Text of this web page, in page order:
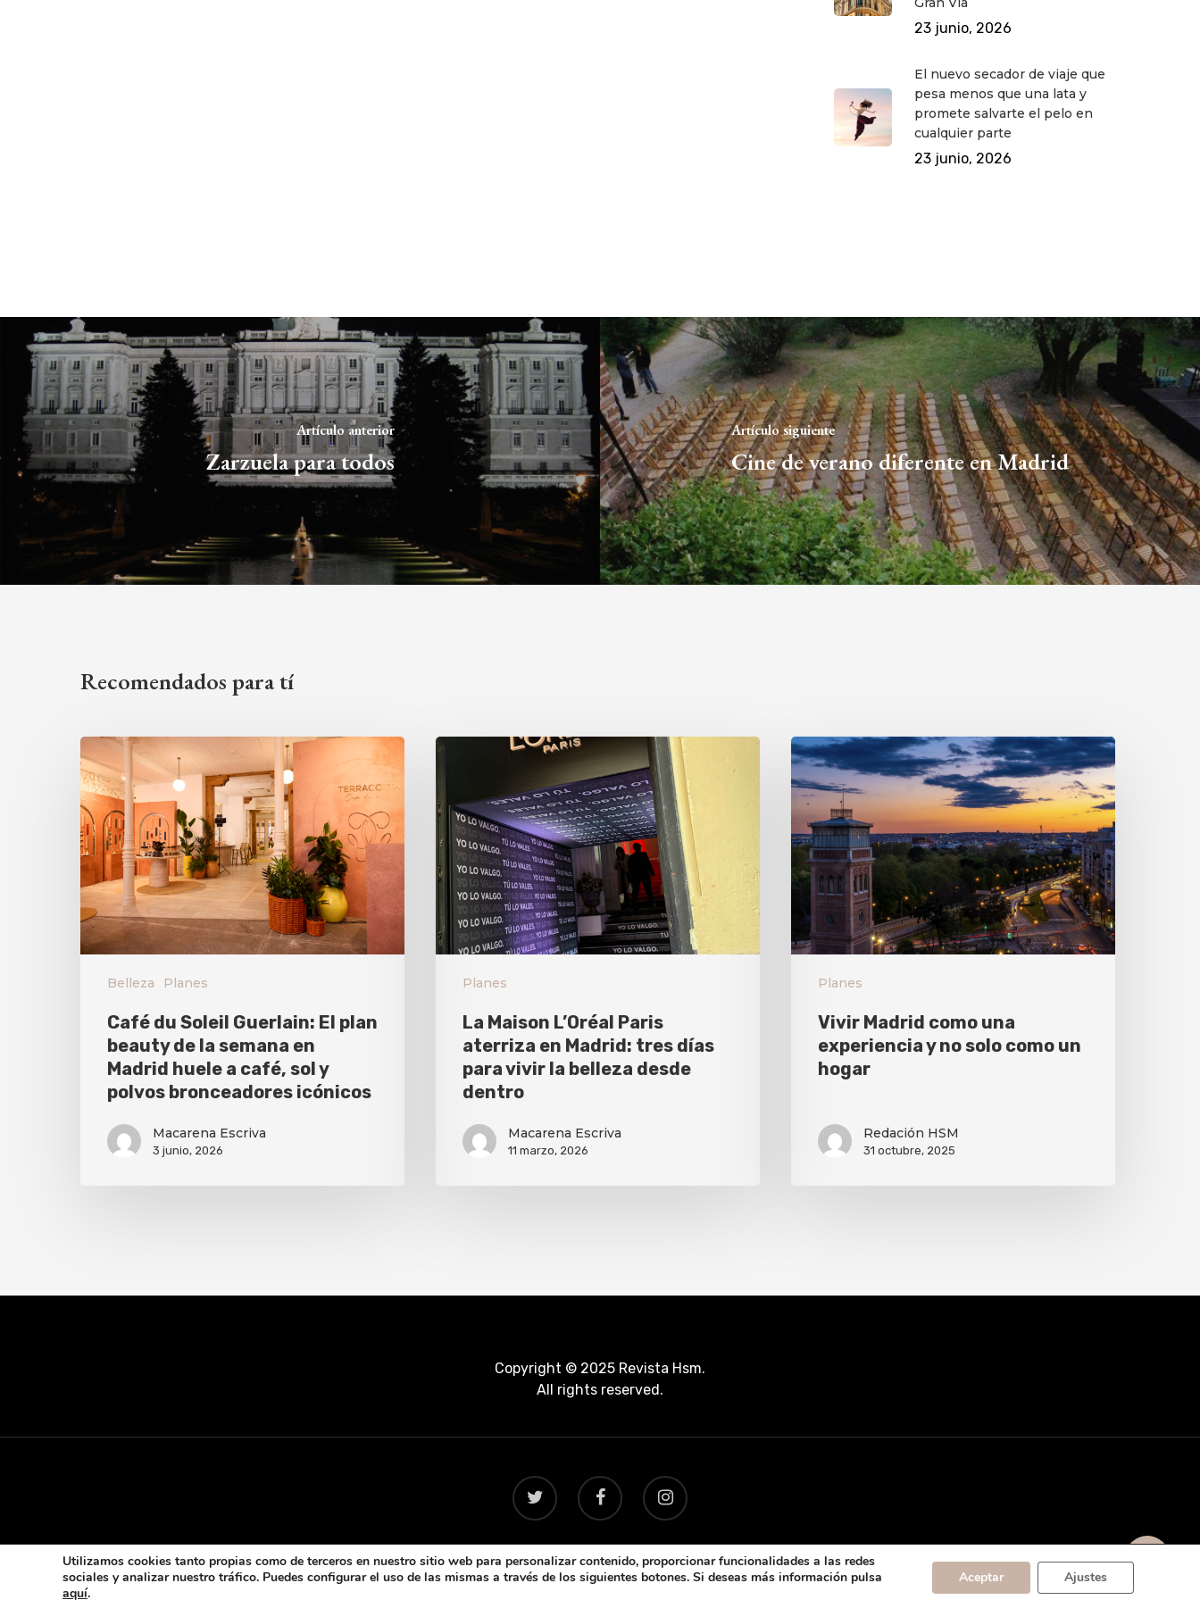
23 junio, 2026
El nuevo secador de viaje que
pesa menos que una lata y
promete salvarte el pelo en
cualquier parte
23 junio, 2026
Artículo anterior
Zarzuela para todos
Artículo siguiente
Cine de verano diferente en Madrid
Recomendados para tí
Belleza Planes
Café du Soleil Guerlain: El plan
beauty de la semana en
Madrid huele a café, sol y
polvos bronceadores icónicos
Macarena Escriva
3 junio, 2026
Planes
La Maison L’Oréal Paris
aterriza en Madrid: tres días
para vivir la belleza desde
dentro
Macarena Escriva
11 marzo, 2026
Planes
Vivir Madrid como una
experiencia y no solo como un
hogar
Redación HSM
31 octubre, 2025
Copyright © 2025 Revista Hsm.
All rights reserved.
Utilizamos cookies tanto propias como de terceros en nuestro sitio web para personalizar contenido, proporcionar funcionalidades a las redes
sociales y analizar nuestro tráfico. Puedes configurar el uso de las mismas a través de los siguientes botones. Si deseas más información pulsa
aquí.
Aceptar Ajustes